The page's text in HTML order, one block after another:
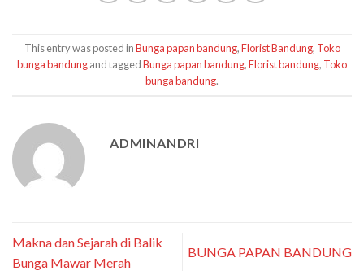
This entry was posted inBunga papan bandung,Florist Bandung, Toko
bunga bandungand taggedBunga papan bandung,Florist bandung, Toko
bunga bandung.
ADMINANDRI
Makna dan Sejarah di Balik
Bunga Mawar Merah
BUNGA PAPAN BANDUNG